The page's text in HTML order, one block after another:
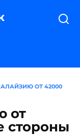
ОТ 42000
от
стороны